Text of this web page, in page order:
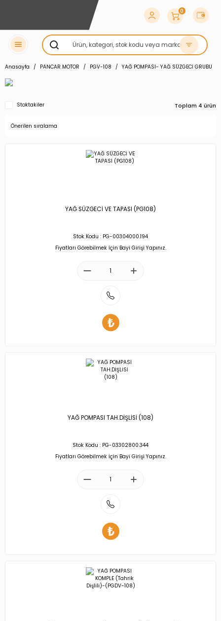
0
Anasayfa PANCAR MOTOR PGV-108 YAĞ POMPASI- YAĞ SÜZGECİ GRUBU
Stoktakiler Toplam 4 ürün
YAĞ SÜZGECİ VE TAPASI (PG108)
Stok Kodu : PG-00304000.194
Fiyatları Görebilmek İçin Bayi Girişi Yapınız.
YAĞ POMPASI TAH.DİŞLİSİ (108)
Stok Kodu : PG-03302800.344
Fiyatları Görebilmek İçin Bayi Girişi Yapınız.